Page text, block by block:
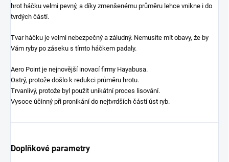
hrot háčku velmi pevný, a díky zmenšenému průměru lehce vnikne i do
tvrdých částí.
Tvar háčku je velmi nebezpečný a záludný. Nemusíte mít obavy, že by
Vám ryby po záseku s tímto háčkem padaly.
Aero Point je nejnovější inovací firmy Hayabusa.
Ostrý, protože došlo k redukci průměru hrotu.
Trvanlivý, protože byl použit unikátní proces lisování.
Vysoce účinný při pronikání do nejtvrdších částí úst ryb.
Doplňkové parametry